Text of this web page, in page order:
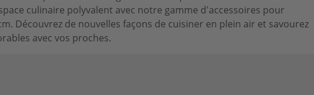
culinaire polyvalent avec notre gamme d'accessoires pour
Découvrez de nouvelles façons de cuisiner en plein air et savourez
avec vos proches.